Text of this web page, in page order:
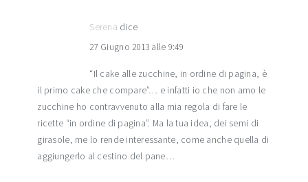
Serena dice
27 Giugno 2013 alle 9:49
“Il cake alle zucchine, in ordine di pagina, è
il primo cake che compare”… e infatti io che non amo le
zucchine ho contravvenuto alla mia regola di fare le
ricette “in ordine di pagina”. Ma la tua idea, dei semi di
girasole, me lo rende interessante, come anche quella di
aggiungerlo al cestino del pane…